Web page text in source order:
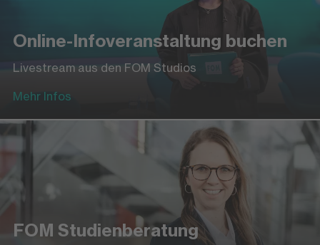
Online-Infoveranstaltung buchen
Livestream aus den FOM Studios
Mehr Infos
FOM Studienberatung